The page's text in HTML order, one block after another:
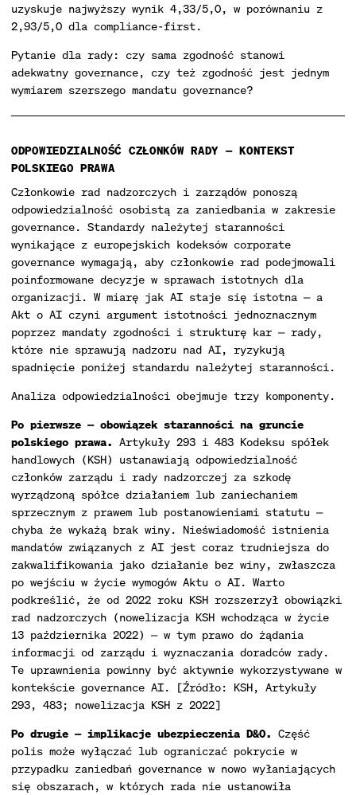
uzyskuje najwyższy wynik 4,33/5,0, w porównaniu z
2,93/5,0 dla compliance-first.
Pytanie dla rady: czy sama zgodność stanowi
adekwatny governance, czy też zgodność jest jednym
wymiarem szerszego mandatu governance?
ODPOWIEDZIALNOŚĆ CZŁONKÓW RADY — KONTEKST
POLSKIEGO PRAWA
Członkowie rad nadzorczych i zarządów ponoszą
odpowiedzialność osobistą za zaniedbania w zakresie
governance. Standardy należytej staranności
wynikające z europejskich kodeksów corporate
governance wymagają, aby członkowie rad podejmowali
poinformowane decyzje w sprawach istotnych dla
organizacji. W miarę jak AI staje się istotna — a
Akt o AI czyni argument istotności jednoznacznym
poprzez mandaty zgodności i strukturę kar — rady,
które nie sprawują nadzoru nad AI, ryzykują
spadnięcie poniżej standardu należytej staranności.
Analiza odpowiedzialności obejmuje trzy komponenty.
Po pierwsze — obowiązek staranności na gruncie
polskiego prawa. Artykuły 293 i 483 Kodeksu spółek
handlowych (KSH) ustanawiają odpowiedzialność
członków zarządu i rady nadzorczej za szkodę
wyrządzoną spółce działaniem lub zaniechaniem
sprzecznym z prawem lub postanowieniami statutu —
chyba że wykażą brak winy. Nieświadomość istnienia
mandatów związanych z AI jest coraz trudniejsza do
zakwalifikowania jako działanie bez winy, zwłaszcza
po wejściu w życie wymogów Aktu o AI. Warto
podkreślić, że od 2022 roku KSH rozszerzył obowiązki
rad nadzorczych (nowelizacja KSH wchodząca w życie
13 października 2022) — w tym prawo do żądania
informacji od zarządu i wyznaczania doradców rady.
Te uprawnienia powinny być aktywnie wykorzystywane w
kontekście governance AI. [Źródło: KSH, Artykuły
293, 483; nowelizacja KSH z 2022]
Po drugie — implikacje ubezpieczenia D&O. Część
polis może wyłączać lub ograniczać pokrycie w
przypadku zaniedbań governance w nowo wyłaniających
się obszarach, w których rada nie ustanowiła